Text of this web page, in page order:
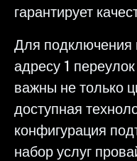
гарантирует
Для подключения
адресу 1
важны не только
доступная
конфигурация
набор услуг